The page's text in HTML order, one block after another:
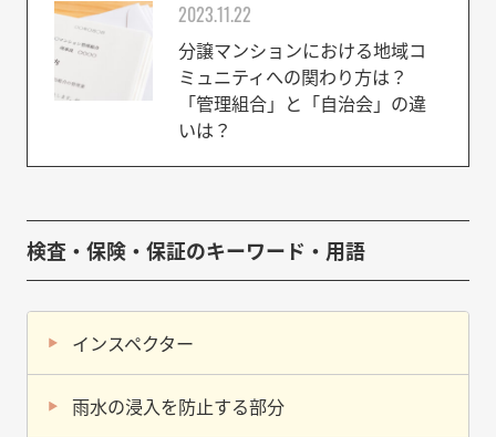
2023.11.22
分譲マンションにおける地域コ
ミュニティへの関わり方は？
「管理組合」と「自治会」の違
いは？
検査・保険・保証のキーワード・用語
インスペクター
雨水の浸入を防止する部分